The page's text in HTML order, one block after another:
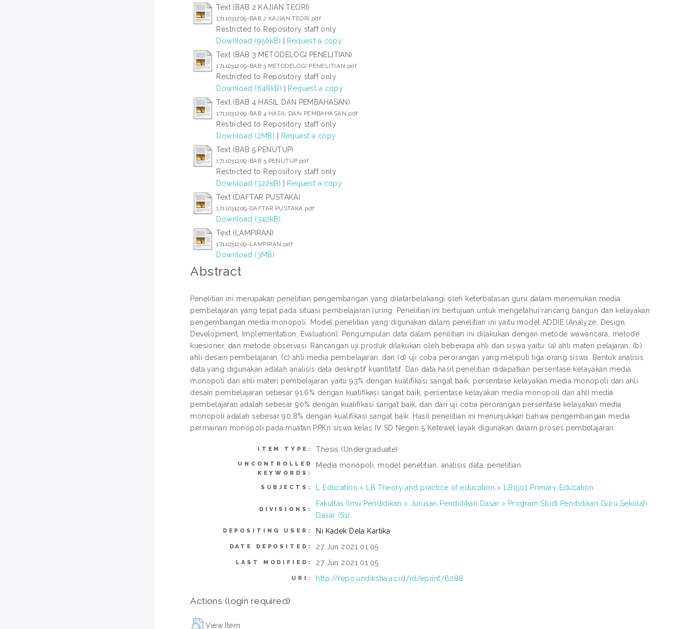
Text (BAB 2 KAJIAN TEORI)
1711031209-BAB 2 KAJIAN TEORI.pdf
Restricted to Repository staff only
Download (950kB) | Request a copy
Text (BAB 3 METODELOGI PENELITIAN)
1711031209-BAB 3 METODELOGI PENELITIAN.pdf
Restricted to Repository staff only
Download (648kB) | Request a copy
Text (BAB 4 HASIL DAN PEMBAHASAN)
1711031209-BAB 4 HASIL DAN PEMBAHASAN.pdf
Restricted to Repository staff only
Download (2MB) | Request a copy
Text (BAB 5 PENUTUP)
1711031209-BAB 5 PENUTUP.pdf
Restricted to Repository staff only
Download (322kB) | Request a copy
Text (DAFTAR PUSTAKA)
1711031209-DAFTAR PUSTAKA.pdf
Download (342kB)
Text (LAMPIRAN)
1711031209-LAMPIRAN.pdf
Download (3MB)
Abstract
Penelitian ini merupakan penelitian pengembangan yang dilatarbelakangi oleh keterbatasan guru dalam menemukan media
pembelajaran yang tepat pada situasi pembelajaran luring. Penelitian ini bertujuan untuk mengetahui rancang bangun dan kelayakan
pengembangan media monopoli. Model penelitian yang digunakan dalam penelitian ini yaitu model ADDIE (Analyze, Design,
Development, Implementation, Evaluation). Pengumpulan data dalam penilitian ini dilakukan dengan metode wawancara, metode
kuesioner, dan metode observasi. Rancangan uji produk dilakukan oleh beberapa ahli dan siswa yaitu: (a) ahli materi pelajaran, (b)
ahli desain pembelajaran, (c) ahli media pembelajaran, dan (d) uji coba perorangan yang meliputi tiga orang siswa. Bentuk analisis
data yang digunakan adalah analisis data deskriptif kuantitatif. Dari data hasil penelitian didapatkan persentase kelayakan media
monopoli dari ahli materi pembelajaran yaitu 93% dengan kualifikasi sangat baik, persentase kelayakan media monopoli dari ahli
desain pembelajaran sebesar 91,6% dengan kualifikasi sangat baik, persentase kelayakan media monopoli dari ahli media
pembelajaran adalah sebesar 90% dengan kualifikasi sangat baik, dan dari uji coba perorangan persentase kelayakan media
monopoli adalah sebesar 90,8% dengan kualifikasi sangat baik. Hasil penelitian ini menunjukkan bahwa pengembangan media
permainan monopoli pada muatan PPKn siswa kelas IV SD Negeri 5 Ketewel layak digunakan dalam proses pembelajaran.
ITEM TYPE: Thesis (Undergraduate)
UNCONTROLLED
KEYWORDS:
Media monopoli, model penelitian, analisis data, penelitian
SUBJECTS: L Education > LB Theory and practice of education > LB1501 Primary Education
DIVISIONS:
Fakultas Ilmu Pendidikan > Jurusan Pendidikan Dasar > Program Studi Pendidikan Guru Sekolah
Dasar (S1)
DEPOSITING USER: Ni Kadek Dela Kartika
DATE DEPOSITED: 27 Jun 2021 01:05
LAST MODIFIED: 27 Jun 2021 01:05
URI: http://repo.undiksha.ac.id/id/eprint/6288
Actions (login required)
View Item